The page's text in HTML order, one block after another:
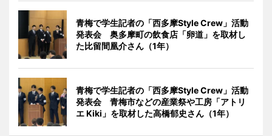
青梅で学生記者の「西多摩Style Crew」活動
発表会 奥多摩町の飲食店「卵道」を取材し
た比留間凰介さん（1年）
青梅で学生記者の「西多摩Style Crew」活動
発表会 青梅市などの産業祭や工房「アトリ
エ Kiki」を取材した高橋郁史さん（1年）